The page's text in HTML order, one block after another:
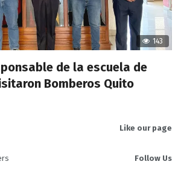
143
de la escuela de
Bomberos Quito
Like our page
Follow Us